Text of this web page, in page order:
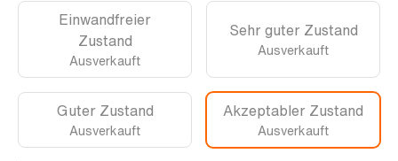
Einwandfreier
Zustand
Ausverkauft
Sehr guter Zustand
Ausverkauft
Guter Zustand
Ausverkauft
Akzeptabler Zustand
Ausverkauft